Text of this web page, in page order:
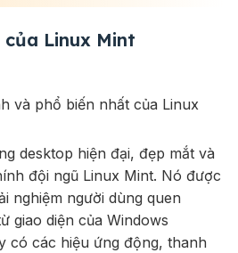
của Linux Mint
và phổ biến nhất của Linux
desktop hiện đại, đẹp mắt và
đội ngũ Linux Mint. Nó được
nghiệm người dùng quen
giao diện của Windows
có các hiệu ứng động, thanh